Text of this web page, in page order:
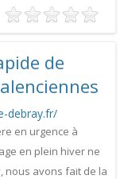
de
debray.fr/
en urgence à
en plein hiver ne
nous avons fait de la